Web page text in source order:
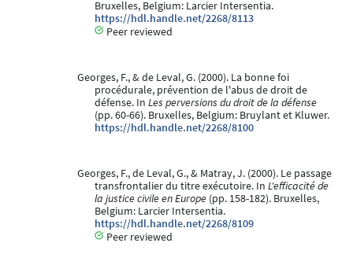
Bruxelles, Belgium: Larcier Intersentia.
https://hdl.handle.net/2268/8113
Peer reviewed
Georges, F., & de Leval, G. (2000). La bonne foi
procédurale, prévention de l'abus de droit de
défense. In Les perversions du droit de la défense
(pp. 60-66). Bruxelles, Belgium: Bruylant et Kluwer.
https://hdl.handle.net/2268/8100
Georges, F., de Leval, G., & Matray, J. (2000). Le passage
transfrontalier du titre exécutoire. In L'efficacité de
la justice civile en Europe (pp. 158-182). Bruxelles,
Belgium: Larcier Intersentia.
https://hdl.handle.net/2268/8109
Peer reviewed